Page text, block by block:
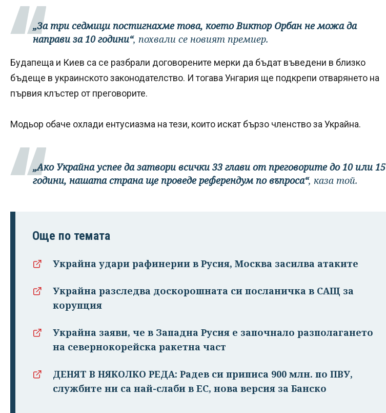
„За три седмици постигнахме това, което Виктор Орбан не можа да
направи за 10 години“, похвали се новият премиер.
Будапеща и Киев са се разбрали договорените мерки да бъдат въведени в близко
бъдеще в украинското законодателство. И тогава Унгария ще подкрепи отварянето на
първия клъстер от преговорите.
Модьор обаче охлади ентусиазма на тези, които искат бързо членство за Украйна.
„Ако Украйна успее да затвори всички 33 глави от преговорите до 10 или 15
години, нашата страна ще проведе референдум по въпроса“, каза той.
Още по темата
Украйна удари рафинерии в Русия, Москва засилва атаките
Украйна разследва доскорошната си посланичка в САЩ за
корупция
Украйна заяви, че в Западна Русия е започнало разполагането
на севернокорейска ракетна част
ДЕНЯТ В НЯКОЛКО РЕДА: Радев си приписа 900 млн. по ПВУ,
службите ни са най-слаби в ЕС, нова версия за Банско